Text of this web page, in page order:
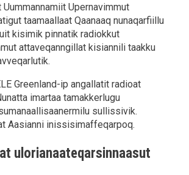
Upernavimmut
taamaallaat Qaanaaq nunaqarfiillu
kisimik pinnatik radiokkut
attaveqanngillat kisiannili taakku
Greenland-ip angallatit radioat
imartaa tamakkerlugu
sullissivik.
Aasianni inissisimaffeqarpoq.
ulorianaateqarsinnaasut